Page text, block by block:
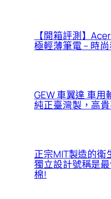
【開箱評測】
極輕薄筆電 – 時
GEW 車翼達 車用
純正臺灣製，高
正宗MIT製造的衛
獨立設計號稱是
棉!